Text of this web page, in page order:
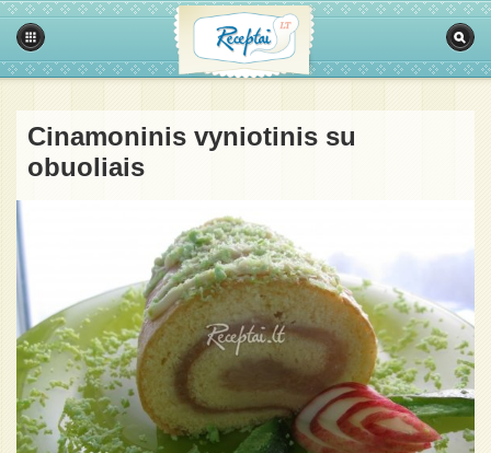
Cinamoninis vyniotinis su
obuoliais